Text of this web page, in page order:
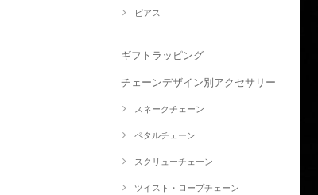
ピアス
ギフトラッピング
チェーンデザイン別アクセサリー
スネークチェーン
ペタルチェーン
スクリューチェーン
ツイスト・ロープチェーン